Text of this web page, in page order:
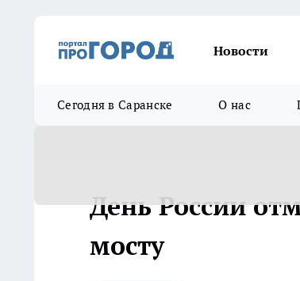
Новости
Сегодня в Саранске О нас
День России
мосту